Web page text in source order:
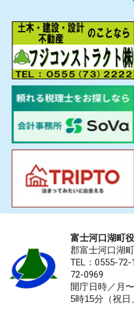
富士河口湖町
郡富士河口湖
TEL：0555-72-
72-0969
開庁日時／月
5時15分（祝日